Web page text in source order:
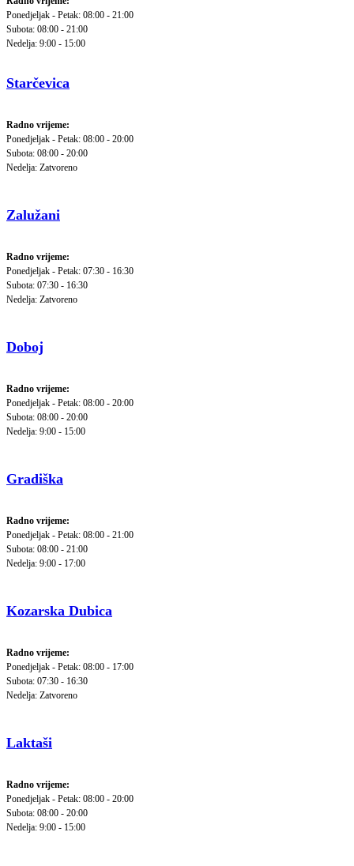
Ponedjeljak - Petak: 08:00 - 21:00
Subota: 08:00 - 21:00
Nedelja: 9:00 - 15:00
Starčevica
Radno vrijeme:
Ponedjeljak - Petak: 08:00 - 20:00
Subota: 08:00 - 20:00
Nedelja: Zatvoreno
Zalužani
Radno vrijeme:
Ponedjeljak - Petak: 07:30 - 16:30
Subota: 07:30 - 16:30
Nedelja: Zatvoreno
Doboj
Radno vrijeme:
Ponedjeljak - Petak: 08:00 - 20:00
Subota: 08:00 - 20:00
Nedelja: 9:00 - 15:00
Gradiška
Radno vrijeme:
Ponedjeljak - Petak: 08:00 - 21:00
Subota: 08:00 - 21:00
Nedelja: 9:00 - 17:00
Kozarska Dubica
Radno vrijeme:
Ponedjeljak - Petak: 08:00 - 17:00
Subota: 07:30 - 16:30
Nedelja: Zatvoreno
Laktaši
Radno vrijeme:
Ponedjeljak - Petak: 08:00 - 20:00
Subota: 08:00 - 20:00
Nedelja: 9:00 - 15:00